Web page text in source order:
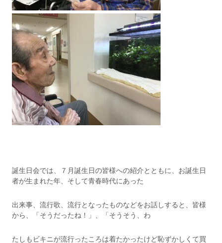
誕生日会では、７月誕生日の皆様への紹介とともに、お誕生日
者が生まれた年、そして青春時代にあった
出来事、流行歌、流行となったものなどをお話しすると、皆様
から、「そうだったね！」、「そうそう、わ
たしもビキニが流行ったころは着たかったけど恥ずかしくて買